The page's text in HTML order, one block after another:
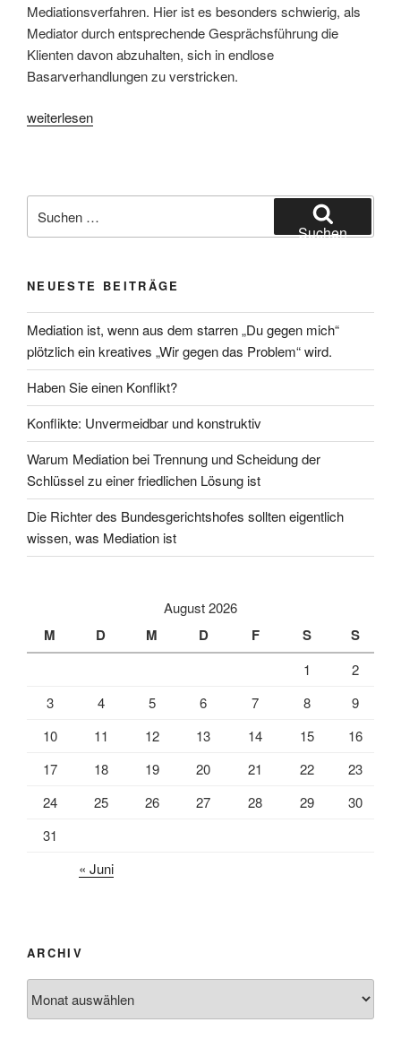
Mediationsverfahren. Hier ist es besonders schwierig, als
Mediator durch entsprechende Gesprächsführung die
Klienten davon abzuhalten, sich in endlose
Basarverhandlungen zu verstricken.
„Unterhalt
weiterlesen
nach:
Suchen
NEUESTE BEITRÄGE
Mediation ist, wenn aus dem starren „Du gegen mich“
plötzlich ein kreatives „Wir gegen das Problem“ wird.
Haben Sie einen Konflikt?
Konflikte: Unvermeidbar und konstruktiv
Warum Mediation bei Trennung und Scheidung der
Schlüssel zu einer friedlichen Lösung ist
Die Richter des Bundesgerichtshofes sollten eigentlich
wissen, was Mediation ist
August 2026
M D M D F S S
1
2
3
4 5 6 7 8
9
10
11 12 13 14 15
16
17
18 19 20 21 22
23
24
25 26 27 28 29
30
31
« Juni
ARCHIV